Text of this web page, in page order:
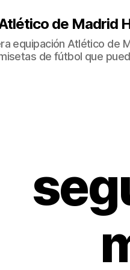
de Madrid
equipación Atlético de
de fútbol que